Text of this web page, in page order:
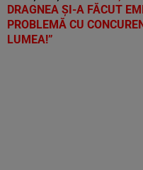
DRAGNEA ȘI-A FĂCUT
PROBLEMĂ CU
LUMEA!”